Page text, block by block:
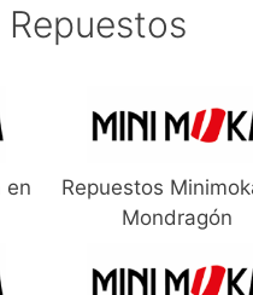
en
Repuestos
Mondragón